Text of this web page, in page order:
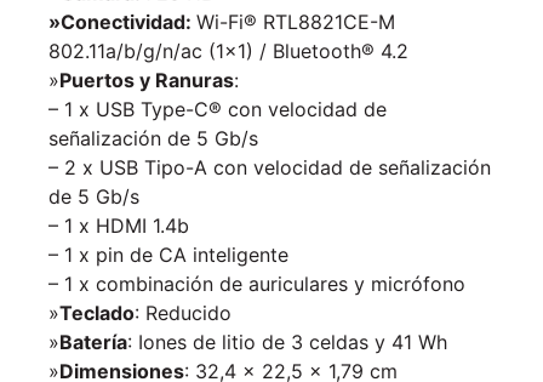
»Conectividad: Wi-Fi® RTL8821CE-M
802.11a/b/g/n/ac (1×1) / Bluetooth® 4.2
»Puertos y Ranuras:
– 1 x USB Type-C® con velocidad de
señalización de 5 Gb/s
– 2 x USB Tipo-A con velocidad de señalización
de 5 Gb/s
– 1 x HDMI 1.4b
– 1 x pin de CA inteligente
– 1 x combinación de auriculares y micrófono
»Teclado: Reducido
»Batería: Iones de litio de 3 celdas y 41 Wh
»Dimensiones: 32,4 x 22,5 x 1,79 cm